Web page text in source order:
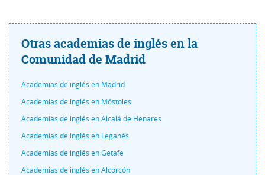
Otras academias de inglés en la
Comunidad de Madrid
Academias de inglés en Madrid
Academias de inglés en Móstoles
Academias de inglés en Alcalá de Henares
Academias de inglés en Leganés
Academias de inglés en Getafe
Academias de inglés en Alcorcón